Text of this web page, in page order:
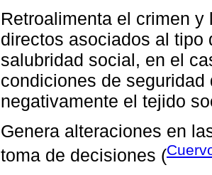
Retroalimenta el crimen
directos asociados al
salubridad social, en el
condiciones de
negativamente el tejido
Genera alteraciones en
toma de decisiones (